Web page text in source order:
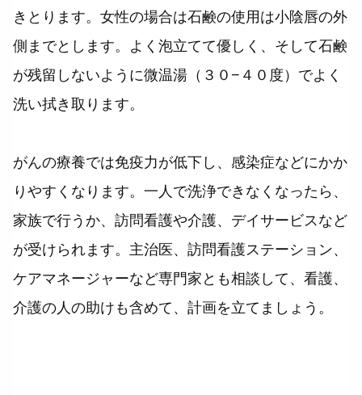
きとります。女性の場合は石鹸の使用は小陰唇の外
側までとします。よく泡立てて優しく、そして石鹸
が残留しないように微温湯（３０−４０度）でよく
洗い拭き取ります。
がんの療養では免疫力が低下し、感染症などにかか
りやすくなります。一人で洗浄できなくなったら、
家族で行うか、訪問看護や介護、デイサービスなど
が受けられます。主治医、訪問看護ステーション、
ケアマネージャーなど専門家とも相談して、看護、
介護の人の助けも含めて、計画を立てましょう。